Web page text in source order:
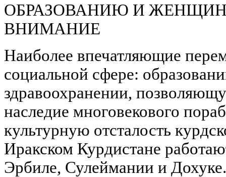
ОБРАЗОВАНИЮ И
ВНИМАНИЕ
Наиболее впечатляющие
социальной сфере:
здравоохранении,
наследие многовекового
культурную отсталость
Иракском Курдистане
Эрбиле, Сулеймании и Дохуке.